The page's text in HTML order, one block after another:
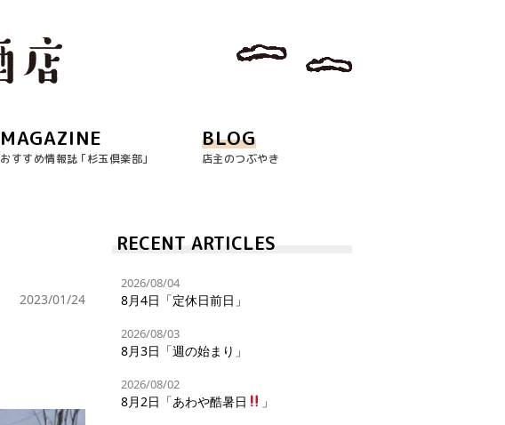
MAGAZINE
おすすめ情報誌 ｢杉玉倶楽部｣
BLOG
店主のつぶやき
2023/01/24
RECENT ARTICLES
2026/08/04
8月4日「定休日前日」
2026/08/03
8月3日「週の始まり」
2026/08/02
8月2日「あわや酷暑日 」